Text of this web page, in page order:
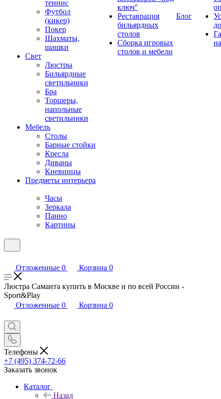
теннис
Футбол
(кикер)
Покер
Шахматы,
шашки
Свет
Люстры
Бильярдные
светильники
Бра
Торшеры,
напольные
светильники
Мебель
Столы
Барные стойки
Кресла
Диваны
Киевницы
Предметы интерьера
Часы
Зеркала
Панно
Картины
ключ"
Реставрация
бильярдных
столов
Сборка игровых
столов и мебели
Блог
Отложенные 0 Корзина 0
Люстра Саманта купить в Москве и по всей России -
Sport&Play
Отложенные 0 Корзина 0
Телефоны
+7 (495) 374-72-66
Заказать звонок
Каталог
Назад